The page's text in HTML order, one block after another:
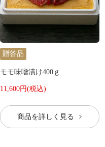
贈答品
モモ味噌漬け400ｇ
11,600円(税込)
商品を詳しく見る